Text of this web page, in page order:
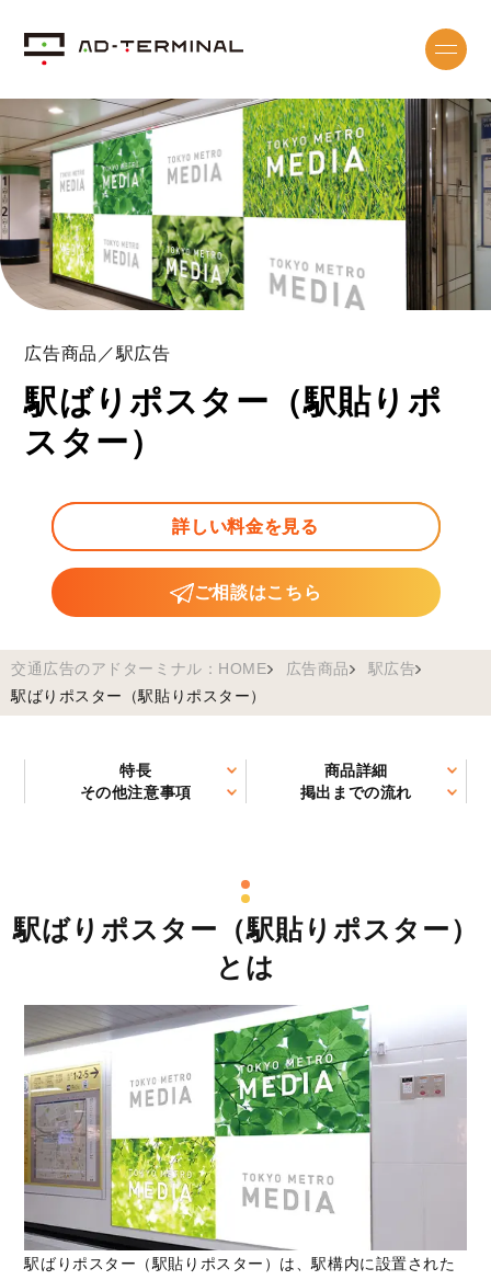
広告商品／駅広告
駅ばりポスター（駅貼りポ
スター）
詳しい料金を見る
ご相談はこちら
交通広告のアドターミナル：HOME 広告商品
駅広告
駅ばりポスター（駅貼りポスター）
特長
商品詳細
その他注意事項
掲出までの流れ
駅ばりポスター（駅貼りポスター）
とは
駅ばりポスター（駅貼りポスター）は、駅構内に設置された